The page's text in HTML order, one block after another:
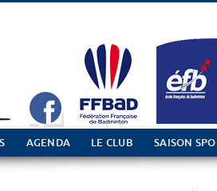
de Badminton à Casson
AGENDA LE CLUB SAISON